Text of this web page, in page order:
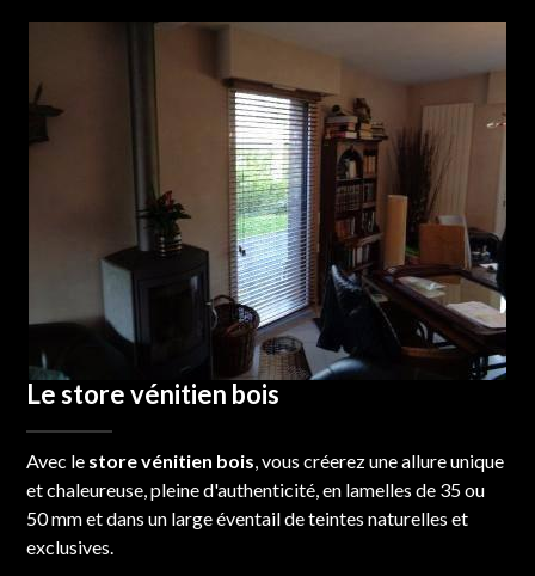
Le store vénitien bois
Avec le store vénitien bois, vous créerez une allure unique
et chaleureuse, pleine d'authenticité, en lamelles de 35 ou
50 mm et dans un large éventail de teintes naturelles et
exclusives.